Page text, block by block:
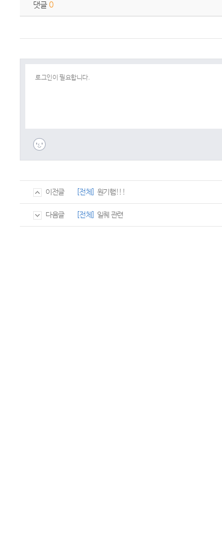
댓글 0
이전글 [전체] 원기햄!!!
다음글 [전체] 일퀘 관련